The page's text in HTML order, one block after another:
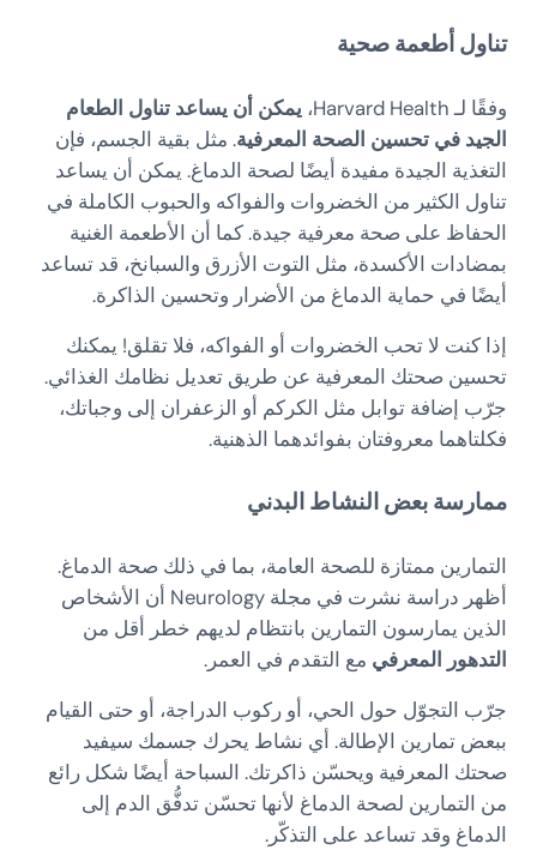
تناول أطعمة صحية
وفقًا لـ Harvard Health،
يمكن أن يساعد تناول الطعام
الجيد في تحسين الصحة المعرفية. مثل بقية الجسم، فإن
التغذية الجيدة مفيدة أيضًا لصحة الدماغ. يمكن أن يساعد
تناول الكثير من الخضروات والفواكه والحبوب الكاملة في
الحفاظ على صحة معرفية جيدة. كما أن الأطعمة الغنية
بمضادات الأكسدة، مثل التوت الأزرق والسبانخ، قد تساعد
أيضًا في حماية الدماغ من الأضرار وتحسين الذاكرة.
إذا كنت لا تحب الخضروات أو الفواكه، فلا تقلق! يمكنك
تحسين صحتك المعرفية عن طريق تعديل نظامك الغذائي.
جرّب إضافة توابل مثل الكركم أو الزعفران إلى وجباتك،
فكلتاهما معروفتان بفوائدهما الذهنية.
ممارسة بعض النشاط البدني
التمارين ممتازة للصحة العامة، بما في ذلك صحة الدماغ.
أظهر دراسة نشرت في مجلة Neurology أن الأشخاص
الذين يمارسون التمارين بانتظام لديهم خطر أقل من
التدهور المعرفي مع التقدم في العمر.
جرّب التجوّل حول الحي، أو ركوب الدراجة، أو حتى القيام
ببعض تمارين الإطالة. أي نشاط يحرك جسمك سيفيد
صحتك المعرفية ويحسّن ذاكرتك. السباحة أيضًا شكل رائع
من التمارين لصحة الدماغ لأنها تحسّن تدفُّق الدم إلى
الدماغ وقد تساعد على التذكّر.